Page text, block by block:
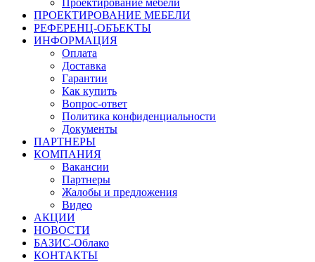
Проектирование мебели
ПРОЕКТИРОВАНИЕ МЕБЕЛИ
РЕФЕРЕНЦ-ОБЪЕKТЫ
ИНФОРМАЦИЯ
Оплата
Доставка
Гарантии
Как купить
Вопрос-ответ
Политика конфиденциальности
Документы
ПАРТНЕРЫ
КОМПАНИЯ
Вакансии
Партнеры
Жалобы и предложения
Видео
АКЦИИ
НОВОСТИ
БАЗИС-Облако
КОНТАКТЫ